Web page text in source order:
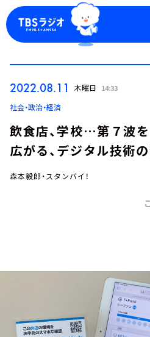
イベント・グッズ
会社情報
2022.08.11 木曜日 14:33
社会・政治・経済
飲食店、学校…第７波
広がる、デジタル技術
森本毅郎・スタンバイ！